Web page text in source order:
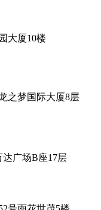
大厦10楼
之梦国际大厦8层
广场B座17层